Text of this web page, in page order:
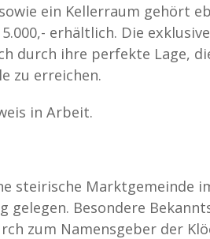
ein Kellerraum gehört
erhältlich. Die
durch ihre perfekte Lage,
zu erreichen.
in Arbeit.
steirische Marktgemeinde
gelegen. Besondere
zum Namensgeber der